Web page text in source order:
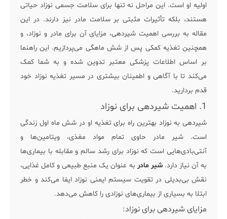
اولیه او است. این مراحل نه تنها برای سلامت جسمی نوزاد حیاتی
هستند، بلکه تأثیرات مثبتی بر سلامت مادر نیز دارند. در این
مقاله به بررسی اهمیت شیردهی، مزایای آن برای مادر و نوزاد، و
همچنین تغذیه کمکی پس از شش ماهگی می‌پردازیم. این راهنما
بر اساس اطلاعات پزشکی معتبر تدوین شده و به شما کمک
می‌کند تا با آگاهی و اطمینان بیشتری در مسیر تغذیه نوزاد خود
قدم بردارید.
1. اهمیت شیردهی برای نوزاد
شیردهی به نوزاد بهترین راه برای تغذیه او در شش ماه اول زندگی
است. شیر مادر حاوی تمام مواد مغذی، ویتامین‌ها و
آنتی‌بادی‌هایی است که نوزاد برای رشد سالم و مقابله با بیماری‌ها
به آن نیاز دارد.شیر مادر به عنوان یک منبع طبیعی و کامل غذایی،
نقش بی‌بدیلی در تقویت سیستم ایمنی نوزاد ایفا می‌کند و خطر
ابتلا به بسیاری از بیماری‌های نوزادی را کاهش می‌دهد.
مزایای شیردهی برای نوزاد: